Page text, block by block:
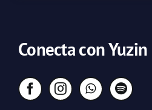
Conecta con Yuzin